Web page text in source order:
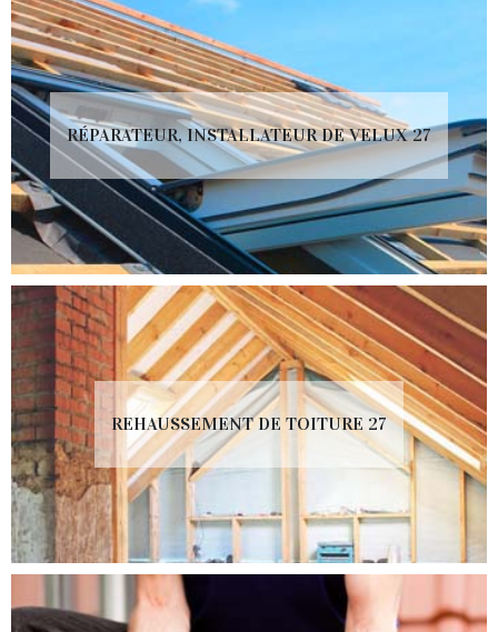
RÉPARATEUR, INSTALLATEUR DE VELUX 27
REHAUSSEMENT DE TOITURE 27